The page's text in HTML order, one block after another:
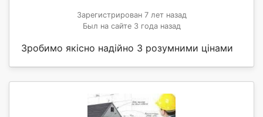
Зарегистрирован 7 лет назад
Был на сайте 3 года назад
Зробимо якісно надійно З розумними цінами